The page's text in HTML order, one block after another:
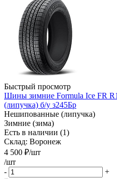
Быстрый просмотр
Шины зимние Formula Ice FR
(липучка) б/у з245Бр
Нешипованные (липучка)
Зимние (зима)
Есть в наличии (1)
Склад: Воронеж
4 500 ₽/шт
/шт
-
+